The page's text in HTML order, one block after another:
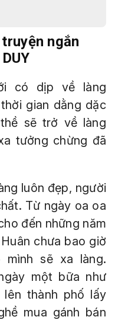
ngắn
có dịp về làng
gian dằng dặc
sẽ trở về làng
tưởng chừng đã
luôn đẹp, người
Từ ngày oa oa
đến những năm
chưa bao giờ
sẽ xa làng.
một bữa như
lên thành phố lấy
mua gánh bán